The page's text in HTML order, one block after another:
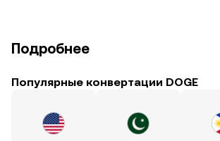
Подробнее
Популярные конвертации DOGE